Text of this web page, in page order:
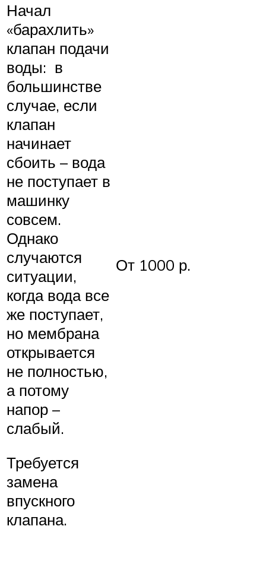
Начал
«барахлить»
клапан подачи
воды: в
большинстве
случае, если
клапан
начинает
сбоить – вода
не поступает в
машинку
совсем.
Однако
случаются
ситуации,
когда вода все
же поступает,
но мембрана
открывается
не полностью,
а потому
напор –
слабый.
Требуется
замена
впускного
клапана.
От 1000 р.